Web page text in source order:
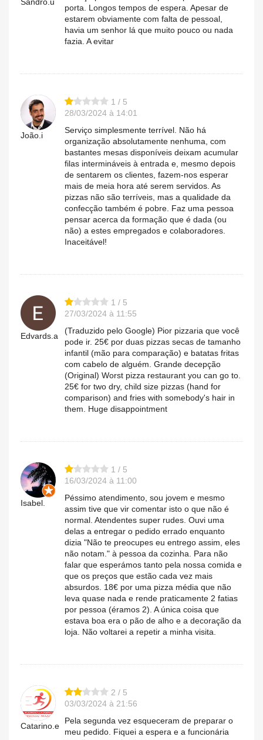
porta. Longos tempos de espera. Apesar de
estarem obviamente com falta de pessoal,
havia um senhor lá que muito pouco ou nada
fazia. A evitar
João.i
1 / 5
28/03/2024 à 14:01
Serviço simplesmente terrível. Não há
organização absolutamente nenhuma, com
bastantes mesas disponíveis deixam acumular
filas intermináveis à entrada e, mesmo depois
de sentarem os clientes, fazem-nos esperar
mais de meia hora até serem servidos. As
pizzas não são terríveis, mas a qualidade da
confecção também é pobre. Faz uma pessoa
pensar acerca da formação que é dada (ou
não) a estes empregados e colaboradores.
Inaceitável!
Edvards.a
1 / 5
27/03/2024 à 11:55
(Traduzido pelo Google) Pior pizzaria que você
pode ir. 25€ por duas pizzas secas de tamanho
infantil (mão para comparação) e batatas fritas
com cabelo de alguém. Grande decepção
(Original) Worst pizza restaurant you can go to.
25€ for two dry, child size pizzas (hand for
comparison) and fries with somebody's hair in
them. Huge disappointment
Isabel.
1 / 5
16/03/2024 à 11:00
Péssimo atendimento, sou jovem e mesmo
assim tive que vir comentar isto o que não é
normal. Atendentes super rudes. Ouvi uma
delas a entregar o pedido errado enquanto
dizia "Não te preocupes eu entrego assim, eles
não notam." à pessoa da cozinha. Para não
falar que esperámos tanto pela nossa comida e
que os preços que estão cada vez mais
absurdos. 18€ por uma pizza média que não
leva quase nada e rende praticamente 2 fatias
por pessoa (éramos 2). A única coisa que
estava boa era o pão de alho e a decoração da
loja. Não voltarei a repetir a minha visita.
Catarino.e
2 / 5
03/03/2024 à 21:56
Pela segunda vez esqueceram de preparar o
meu pedido. Fiquei a espera e a funcionária